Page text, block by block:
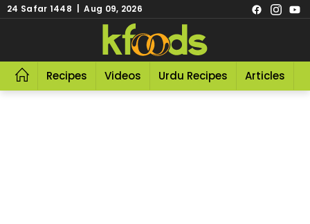
24 Safar 1448 | Aug 09, 2026
Recipes Videos Urdu Recipes Articles